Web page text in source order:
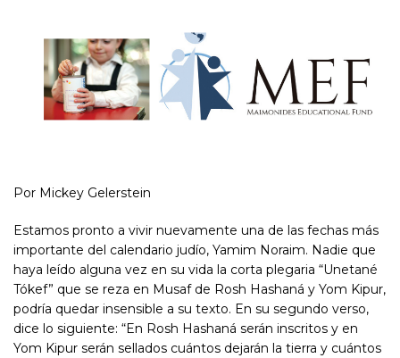
Por Mickey Gelerstein
Estamos pronto a vivir nuevamente una de las fechas más
importante del calendario judío, Yamim Noraim. Nadie que
haya leído alguna vez en su vida la corta plegaria “Unetané
Tókef” que se reza en Musaf de Rosh Hashaná y Yom Kipur,
podría quedar insensible a su texto. En su segundo verso,
dice lo siguiente: “En Rosh Hashaná serán inscritos y en
Yom Kipur serán sellados cuántos dejarán la tierra y cuántos